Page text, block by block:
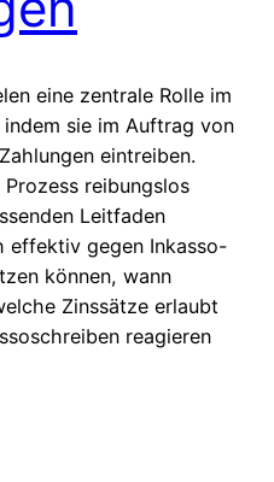
eine zentrale Rolle im
sie im Auftrag von
eintreiben.
reibungslos
Leitfaden
effektiv gegen Inkasso-
können, wann
Zinssätze erlaubt
reagieren